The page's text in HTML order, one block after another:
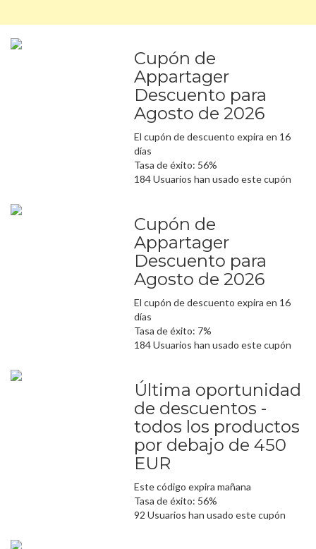
Cupón de
Appartager
Descuento para
Agosto de 2026
El cupón de descuento expira en 16
días
Tasa de éxito: 56%
184 Usuarios han usado este cupón
Cupón de
Appartager
Descuento para
Agosto de 2026
El cupón de descuento expira en 16
días
Tasa de éxito: 7%
184 Usuarios han usado este cupón
Última oportunidad
de descuentos -
todos los productos
por debajo de 450
EUR
Este código expira mañana
Tasa de éxito: 56%
92 Usuarios han usado este cupón